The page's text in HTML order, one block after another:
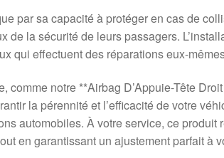
par sa capacité à protéger en cas de
de la sécurité de leurs passagers.
qui effectuent des réparations eux-
comme notre **Airbag D’Appuie-Tête
la pérennité et l’efficacité de votre
automobiles. À votre service, ce produit
en garantissant un ajustement parfait à